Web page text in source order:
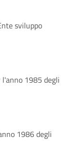
sviluppo
1985 degli
1986 degli